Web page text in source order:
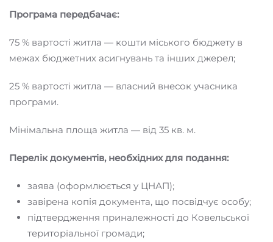
Програма передбачає:
75 % вартості житла — кошти міського бюджету в
межах бюджетних асигнувань та інших джерел;
25 % вартості житла — власний внесок учасника
програми.
Мінімальна площа житла — від 35 кв. м.
Перелік документів, необхідних для подання:
заява (оформлюється у ЦНАП);
завірена копія документа, що посвідчує особу;
підтвердження приналежності до Ковельської
територіальної громади;